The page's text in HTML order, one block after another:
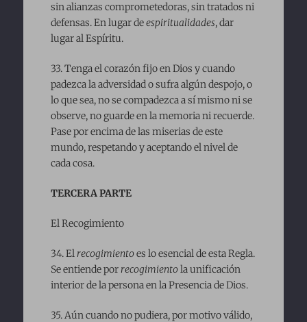
sin alianzas comprometedoras, sin tratados ni
defensas. En lugar deespiritualidades, dar
lugar al Espíritu.
33. Tenga el corazón fijo en Dios y cuando
padezca la adversidad o sufra algún despojo, o
lo que sea, no se compadezca a sí mismo ni se
observe, no guarde en la memoria ni recuerde.
Pase por encima de las miserias de este
mundo, respetando y aceptando el nivel de
cada cosa.
TERCERA PARTE
El Recogimiento
34. El recogimientoes lo esencial de esta Regla.
Se entiende por recogimientola unificación
interior de la persona en la Presencia de Dios.
35. Aún cuando no pudiera, por motivo válido,